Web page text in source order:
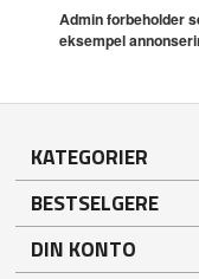
Admin forbeholder
eksempel
KATEGORIER
BESTSELGERE
DIN KONTO